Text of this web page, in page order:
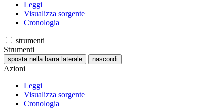
Leggi
Visualizza sorgente
Cronologia
strumenti
Strumenti
sposta nella barra laterale nascondi
Azioni
Leggi
Visualizza sorgente
Cronologia